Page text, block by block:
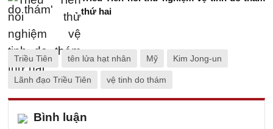
thứ hai
Triều Tiên tên lửa hạt nhân Mỹ Kim Jong-un
Lãnh đạo Triều Tiên vệ tinh do thám
Bình luận